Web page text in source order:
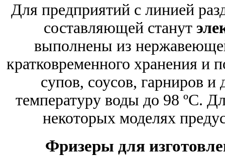
Для предприятий с линией
составляющей станут
выполнены из
кратковременного хранения и
супов, соусов, гарниров
температуру воды до 98 ºС.
некоторых моделях
Фризеры для